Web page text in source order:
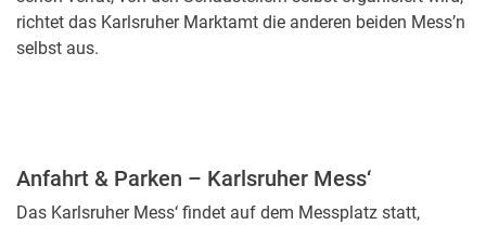
richtet das Karlsruher Marktamt die anderen beiden Mess’n
selbst aus.
Anfahrt & Parken – Karlsruher Mess‘
Das Karlsruher Mess‘ findet auf dem Messplatz statt,